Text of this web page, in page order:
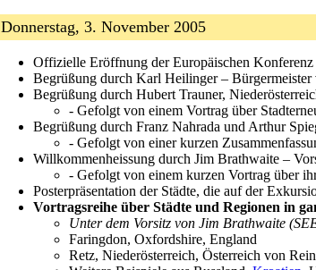
Donnerstag, 3. November 2005
Offizielle Eröffnung der Europäischen
Begrüßung durch Karl Heilinger – Bürgermeister
Begrüßung durch Hubert Trauner,
- Gefolgt von einem Vortrag über
Begrüßung durch Franz Nahrada und Arthur
- Gefolgt von einer kurzen
Willkommenheissung durch Jim Brathwaite –
- Gefolgt von einem kurzen Vortrag über
Posterpräsentation der Städte, die auf der
Vortragsreihe über Städte und Regionen in
Unter dem Vorsitz von Jim Brathwaite
Faringdon, Oxfordshire, England
Retz, Niederösterreich, Österreich von